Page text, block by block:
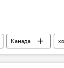
Канада